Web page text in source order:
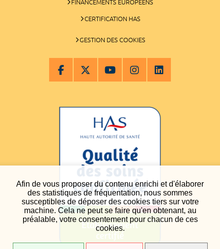
Afin de vous proposer du contenu enrichi et d'élaborer
des statistiques de fréquentation, nous sommes
susceptibles de déposer des cookies tiers sur votre
machine. Cela ne peut se faire qu'en obtenant, au
préalable, votre consentement pour chacun de ces
cookies.
FINANCEMENTS EUROPÉENS
CERTIFICATION HAS
GESTION DES COOKIES